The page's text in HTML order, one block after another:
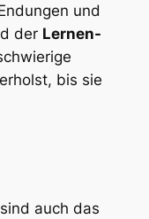
und
der Lernen-
bis sie
auch das